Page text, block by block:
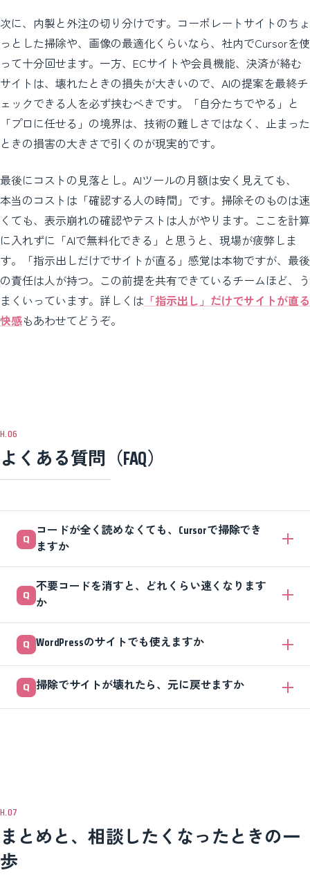
次に、内製と外注の切り分けです。コーポレートサイトのちょ
っとした掃除や、画像の最適化くらいなら、社内でCursorを使
って十分回せます。一方、ECサイトや会員機能、決済が絡む
サイトは、壊れたときの損失が大きいので、AIの提案を最終チ
ェックできる人を必ず挟むべきです。「自分たちでやる」と
「プロに任せる」の境界は、技術の難しさではなく、止まった
ときの損害の大きさで引くのが現実的です。
最後にコストの見落とし。AIツールの月額は安く見えても、
本当のコストは「確認する人の時間」です。掃除そのものは速
くても、表示崩れの確認やテストは人がやります。ここを計算
に入れずに「AIで無料化できる」と思うと、現場が疲弊しま
す。「指示出しだけでサイトが直る」感覚は本物ですが、最後
の責任は人が持つ。この前提を共有できているチームほど、う
まくいっています。詳しくは 「指示出し」だけでサイトが直る
快感もあわせてどうぞ。
よくある質問（FAQ）
コードが全く読めなくても、Cursorで掃除でき
ますか
められます。 ただし「本当に消していいか」の最終確認は人の役目で
す。まずはバックアップを取り、1か所ずつ消して画面を確認する、を
徹底すれば安全に進められます。
不要コードを消すと、どれくらい速くなります
か
ん。だからこそ掃除の前に速度を計測しておき、後で比較するのが大切
です。重い画像や使われないコードが多いサイトほど、体感の改善は出
やすい傾向があります。
WordPressのサイトでも使えますか
CSSやJavaScriptを診断できます。ただしWordPressはデータベースも
関わるので、ファイルとデータベースの両方をバックアップしてから作
掃除でサイトが壊れたら、元に戻せますか
まとめと、相談したくなったときの一
歩